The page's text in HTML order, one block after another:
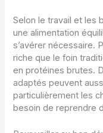
Selon le travail et les
une alimentation
s’avérer nécessaire.
riche que le foin
en protéines brutes.
adaptés peuvent
particulièrement les
besoin de reprendre